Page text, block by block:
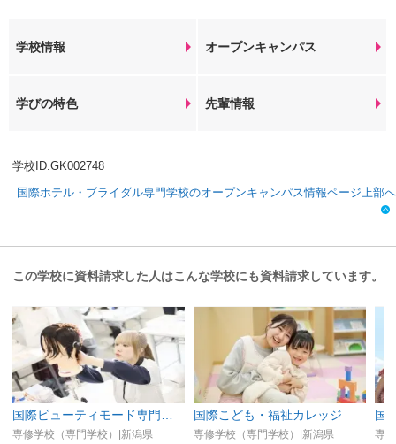
学校情報 オープンキャンパス
学びの特色 先輩情報
学校ID.GK002748
国際ホテル・ブライダル専門学校のオープンキャンパス情報ページ上部へ
この学校に資料請求した人はこんな学校にも資料請求しています。
国際ビューティモード専門学校
専修学校（専門学校）|新潟県
国際こども・福祉カレッジ
専修学校（専門学校）|新潟県 専